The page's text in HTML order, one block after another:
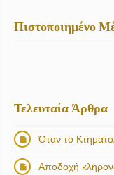
Πιστοποιημένο
Τελευταία Άρθρα
Όταν το
Αποδοχή